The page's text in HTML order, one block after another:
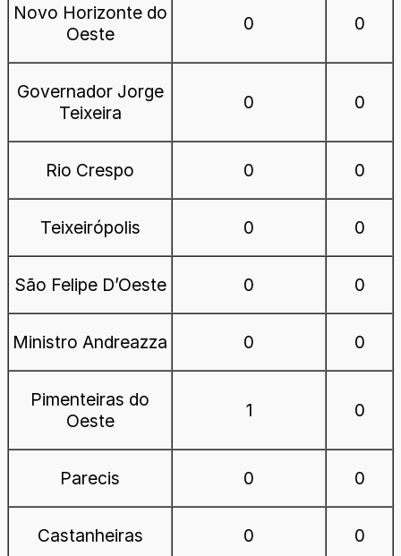
Novo Horizonte do
Oeste
0 0
Governador Jorge
Teixeira
0 0
Rio Crespo 0 0
Teixeirópolis 0 0
São Felipe D’Oeste 0 0
Ministro Andreazza 0 0
Pimenteiras do
Oeste
1 0
Parecis 0 0
Castanheiras 0 0